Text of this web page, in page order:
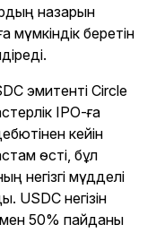
назарын
мүмкіндік беретін
эмитенті Circle
IPO-ға
кейін
өсті, бұл
негізгі мүдделі
USDC негізін
50% пайданы